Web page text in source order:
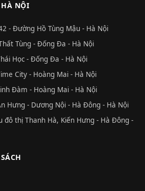
NỘI
- Đường Hồ Tùng Mậu - Hà Nội
Tùng - Đống Đa - Hà Nội
Học - Đống Đa - Hà Nội
City - Hoàng Mai - Hà Nội
Đàm - Hoàng Mai - Hà Nội
Hưng - Dương Nội - Hà Đông - Hà Nội
đô thị Thanh Hà, Kiến Hưng - Hà Đông -